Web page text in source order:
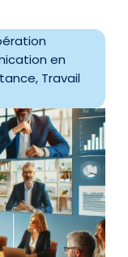
en
, Travail